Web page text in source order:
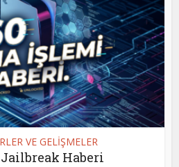
VE GELİŞMELER
Jailbreak Haberi